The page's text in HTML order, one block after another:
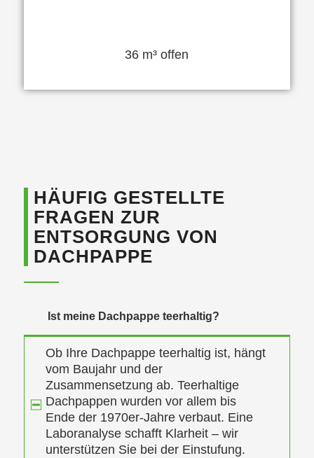
36 m³ offen
HÄUFIG GESTELLTE
FRAGEN ZUR
ENTSORGUNG VON
DACHPAPPE
Ist meine Dachpappe teerhaltig?
Ob Ihre Dachpappe teerhaltig ist, hängt
vom Baujahr und der
Zusammensetzung ab. Teerhaltige
Dachpappen wurden vor allem bis
Ende der 1970er-Jahre verbaut. Eine
Laboranalyse schafft Klarheit – wir
unterstützen Sie bei der Einstufung.